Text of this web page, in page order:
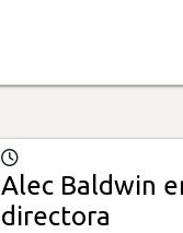
Alec Baldwin
directora